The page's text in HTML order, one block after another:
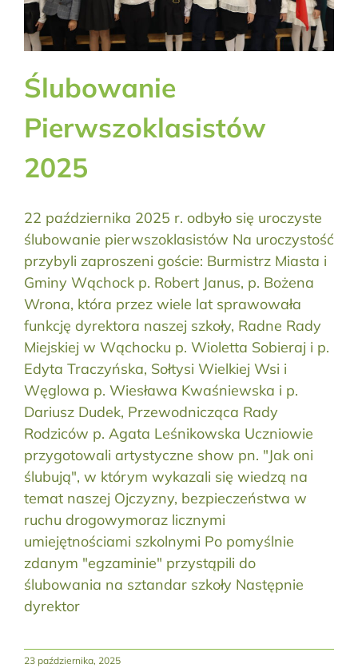
Ślubowanie
Pierwszoklasistów
2025
22 października 2025 r. odbyło się uroczyste
ślubowanie pierwszoklasistów Na uroczystość
przybyli zaproszeni goście: Burmistrz Miasta i
Gminy Wąchock p. Robert Janus, p. Bożena
Wrona, która przez wiele lat sprawowała
funkcję dyrektora naszej szkoły, Radne Rady
Miejskiej w Wąchocku p. Wioletta Sobieraj i p.
Edyta Traczyńska, Sołtysi Wielkiej Wsi i
Węglowa p. Wiesława Kwaśniewska i p.
Dariusz Dudek, Przewodnicząca Rady
Rodziców p. Agata Leśnikowska Uczniowie
przygotowali artystyczne show pn. "Jak oni
ślubują", w którym wykazali się wiedzą na
temat naszej Ojczyzny, bezpieczeństwa w
ruchu drogowymoraz licznymi
umiejętnościami szkolnymi Po pomyślnie
zdanym "egzaminie" przystąpili do
ślubowania na sztandar szkoły Następnie
dyrektor
23 października, 2025